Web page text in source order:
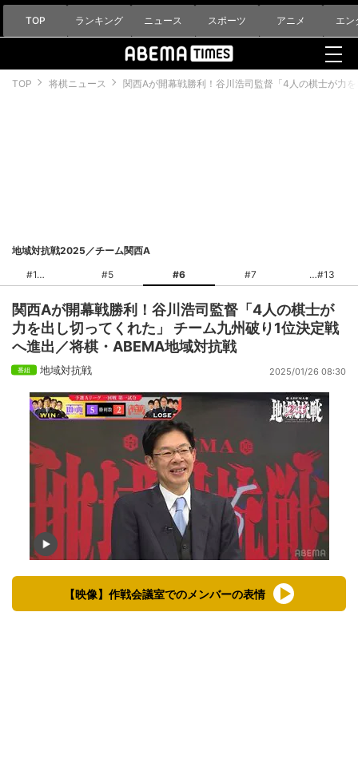
TOP ランキング ニュース スポーツ アニメ エン
TOP 将棋ニュース 関西Aが開幕戦勝利！谷川浩司監督「4人の棋士が力
地域対抗戦2025／チーム関西A
#1
#5 #6 #7 #13
関西Aが開幕戦勝利！谷川浩司監督「4人の棋士が
力を出し切ってくれた」 チーム九州破り1位決定戦
へ進出／将棋・ABEMA地域対抗戦
地域対抗戦 2025/01/26 08:30
【映像】作戦会議室でのメンバーの表情